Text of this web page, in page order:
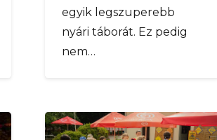
egyik legszuperebb
nyári táborát. Ez pedig
nem…